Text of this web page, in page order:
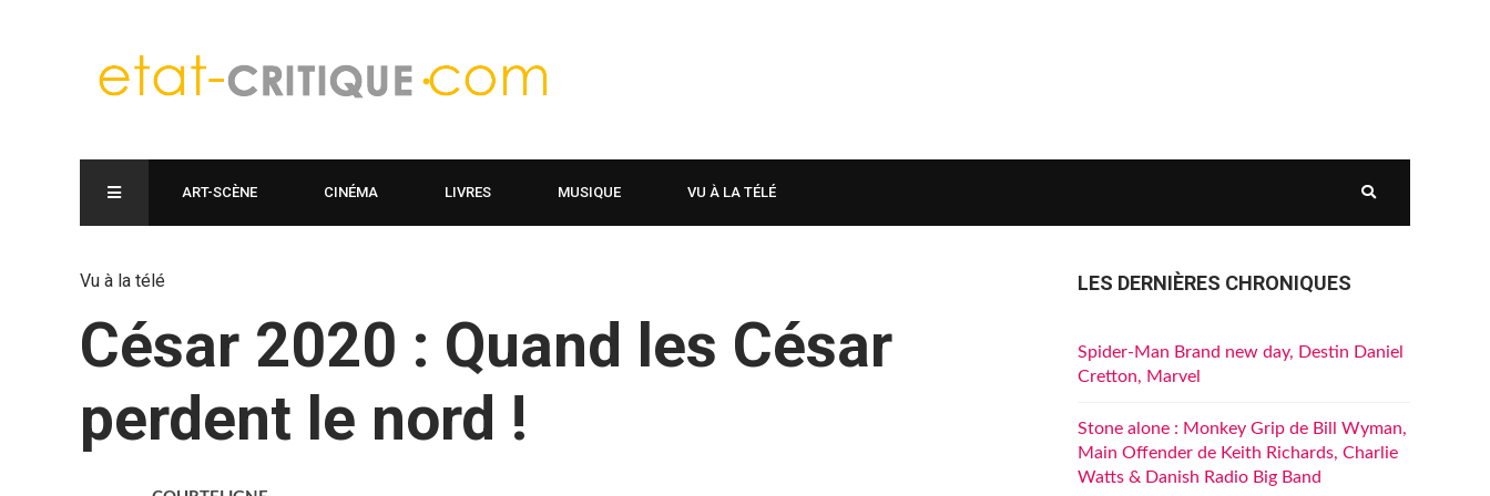
ART-SCÈNE CINÉMA LIVRES MUSIQUE VU À LA TÉLÉ
Vu à la télé
César 2020 : Quand les César
perdent le nord !
LES DERNIÈRES CHRONIQUES
Spider-Man Brand new day, Destin Daniel
Cretton, Marvel
Stone alone : Monkey Grip de Bill Wyman,
Main Offender de Keith Richards, Charlie
Watts & Danish Radio Big Band